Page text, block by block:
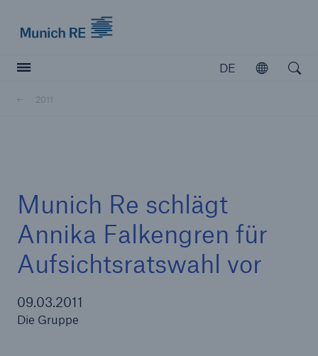
DE
Öffnen
2011
Munich Re schlägt
Annika Falkengren für
Aufsichtsratswahl vor
09.03.2011
Die Gruppe